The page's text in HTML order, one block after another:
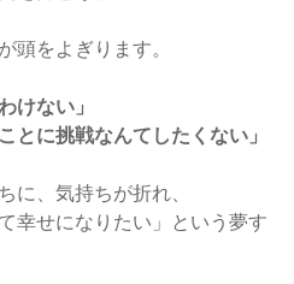
頭をよぎります。
けない」
とに挑戦なんてしたくない」
に、気持ちが折れ、
幸せになりたい」という夢す